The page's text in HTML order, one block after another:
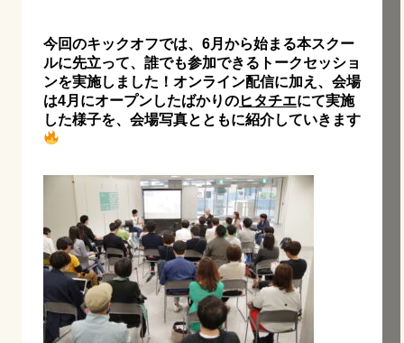
今回のキックオフでは、6月から始まる本スクー
ルに先立って、誰でも参加できるトークセッショ
ンを実施しました！オンライン配信に加え、会場
は4月にオープンしたばかりのヒタチエにて実施
した様子を、会場写真とともに紹介していきます